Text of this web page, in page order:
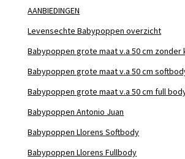
AANBIEDINGEN
Levensechte Babypoppen overzicht
Babypoppen grote maat v.a 50 cm zonder
Babypoppen grote maat v.a 50 cm
Babypoppen grote maat v.a 50 cm full
Babypoppen Antonio Juan
Babypoppen Llorens Softbody
Babypoppen Llorens Fullbody